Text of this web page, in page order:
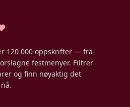
120 000 oppskrifter — fra
festmenyer. Filtrer
og finn nøyaktig det